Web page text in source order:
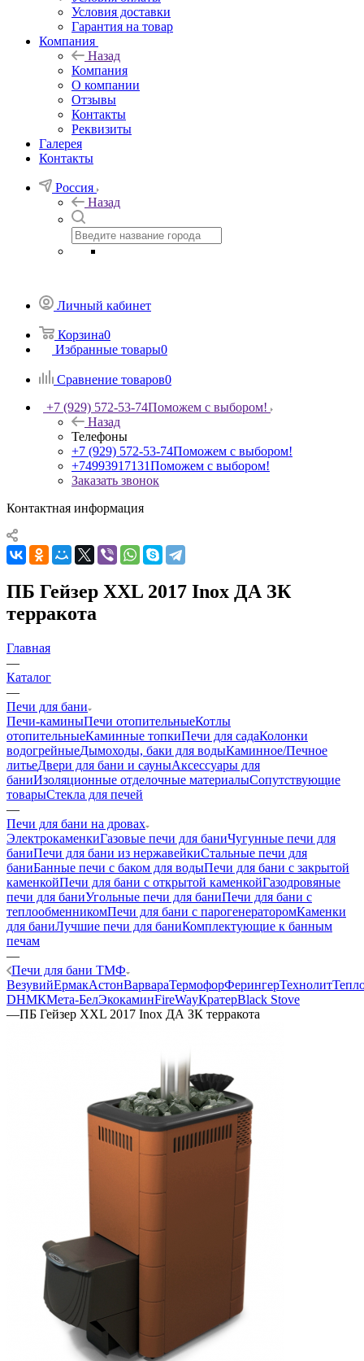
Условия доставки
Гарантия на товар
Компания
Назад
Компания
О компании
Отзывы
Контакты
Реквизиты
Галерея
Контакты
Россия
Назад
Личный кабинет
Корзина0
Избранные товары0
Сравнение товаров0
+7 (929) 572-53-74Поможем с выбором!
Назад
Телефоны
+7 (929) 572-53-74Поможем с выбором!
+74993917131Поможем с выбором!
Заказать звонок
Контактная информация
ПБ Гейзер XXL 2017 Inox ДА ЗК
терракота
Главная
—
Каталог
—
Печи для бани
Печи-каминыПечи отопительныеКотлы
отопительныеКаминные топкиПечи для садаКолонки
водогрейныеДымоходы, баки для водыКаминное/Печное
литьеДвери для бани и сауныАксессуары для
баниИзоляционные отделочные материалыСопутствующие
товарыСтекла для печей
—
Печи для бани на дровах
ЭлектрокаменкиГазовые печи для баниЧугунные печи для
баниПечи для бани из нержавейкиСтальные печи для
баниБанные печи с баком для водыПечи для бани с закрытой
каменкойПечи для бани с открытой каменкойГазодровяные
печи для баниУгольные печи для баниПечи для бани с
теплообменникомПечи для бани с парогенераторомКаменки
для баниЛучшие печи для баниКомплектующие к банным
печам
—
Печи для бани ТМФ
ВезувийЕрмакАстонВарвараТермофорФерингерТехнолит
DНМКМета-БелЭкокаминFireWayКратерBlack Stove
—ПБ Гейзер XXL 2017 Inox ДА ЗК терракота